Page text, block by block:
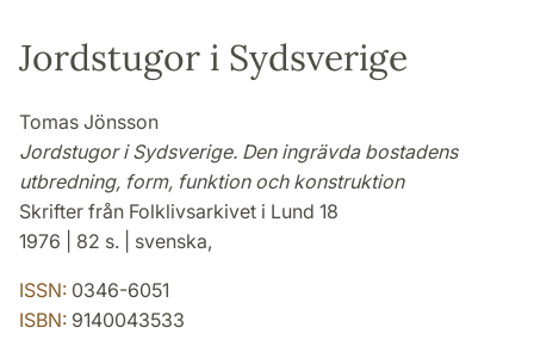
Jordstugor i Sydsverige
Tomas Jönsson
Jordstugor i Sydsverige. Den ingrävda bostadens
utbredning, form, funktion och konstruktion
Skrifter från Folklivsarkivet i Lund 18
1976 | 82 s. | svenska,
ISSN: 0346-6051
ISBN: 9140043533